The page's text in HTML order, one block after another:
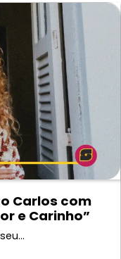
Carlos com
e Carinho”